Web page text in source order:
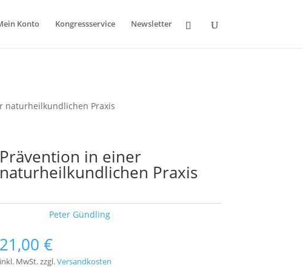
Konto Kongressservice Newsletter
naturheilkundlichen Praxis
Prävention in einer
naturheilkundlichen Praxis
Peter Gündling
21,00€
inkl. MwSt.zzgl.Versandkosten